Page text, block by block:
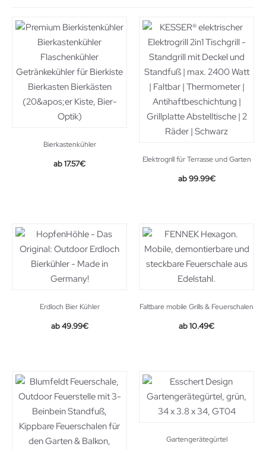
Bierkastenkühler
17.57€ Elektrogrill für Terrasse und Garten
Original
99.99€Current
Erdloch Bier Kühler
49.99€
Faltbare mobile Grills & Feuerschalen
Original
10.49€Current
Gartengerätegürtel